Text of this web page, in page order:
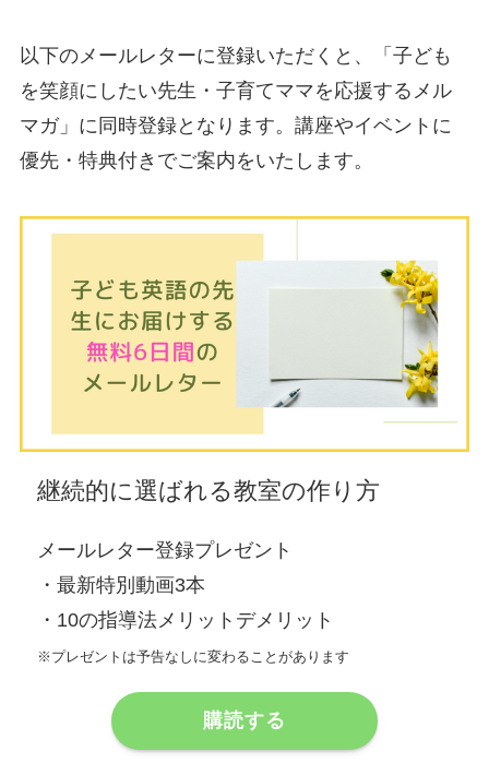
以下のメールレターに登録いただくと、「子ども
を笑顔にしたい先生・子育てママを応援するメル
マガ」に同時登録となります。講座やイベントに
優先・特典付きでご案内をいたします。
継続的に選ばれる教室の作り方
メールレター登録プレゼント
・最新特別動画3本
・10の指導法メリットデメリット
※プレゼントは予告なしに変わることがあります
購読する